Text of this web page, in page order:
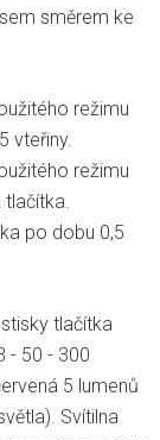
směrem ke
režimu
vteřiny.
režimu
tlačítka.
po dobu 0,5
tlačítka
- 50 - 300
5 lumenů
Svítilna